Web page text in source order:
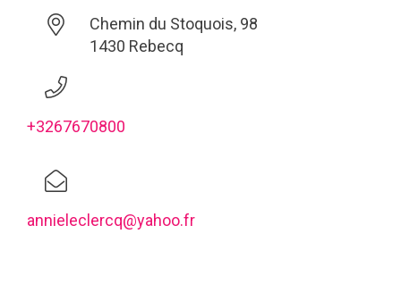
Chemin du Stoquois, 98
1430 Rebecq
+3267670800
annieleclercq@yahoo.fr